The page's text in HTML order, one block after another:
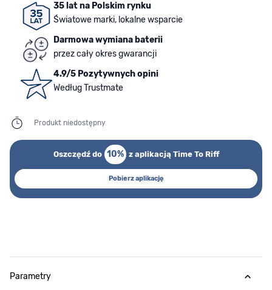
35 lat na Polskim rynku
Światowe marki, lokalne wsparcie
Darmowa wymiana baterii
przez cały okres gwarancji
4.9/5 Pozytywnych opini
Według Trustmate
Produkt niedostępny
Oszczędź do 10% z aplikacją Time To Riff
Pobierz aplikację
Parametry